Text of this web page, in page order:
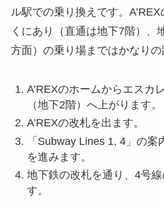
ル駅での乗り換えです。
くにあり（直通は地下7階）、
方面）の乗り場まではかなりの
A’REXのホームからエスカ
（地下2階）へ上がります。
A’REXの改札を出ます。
「Subway Lines 1, 4」の
を進みます。
地下鉄の改札を通り、4号
す。